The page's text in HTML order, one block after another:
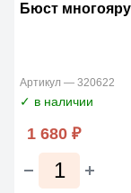
Бюст
Артикул — 320622
✓ в наличии
1 680 ₽